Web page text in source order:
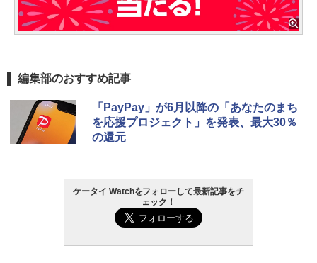
編集部のおすすめ記事
「PayPay」が6月以降の「あなたのまち
を応援プロジェクト」を発表、最大30％
の還元
ケータイ Watchをフォローして最新記事をチ
ェック！